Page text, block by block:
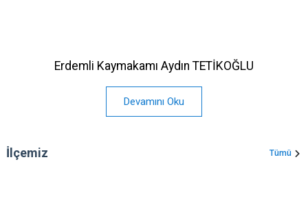
Erdemli Kaymakamı Aydın TETİKOĞLU
Devamını Oku
İlçemiz Tümü